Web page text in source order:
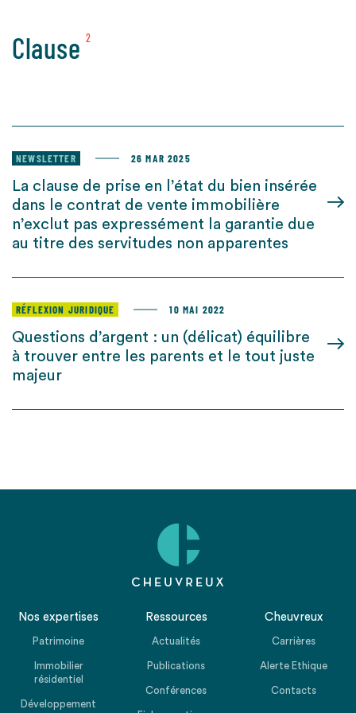
Clause 2
NEWSLETTER 26 MAR 2025
La clause de prise en l’état du bien insérée
dans le contrat de vente immobilière
n’exclut pas expressément la garantie due
au titre des servitudes non apparentes
RÉFLEXION JURIDIQUE 10 MAI 2022
Questions d’argent : un (délicat) équilibre
à trouver entre les parents et le tout juste
majeur
Nos expertises
Patrimoine
Immobilier
résidentiel
Développement
Ressources
Actualités
Publications
Conférences
Cheuvreux
Carrières
Alerte Ethique
Contacts